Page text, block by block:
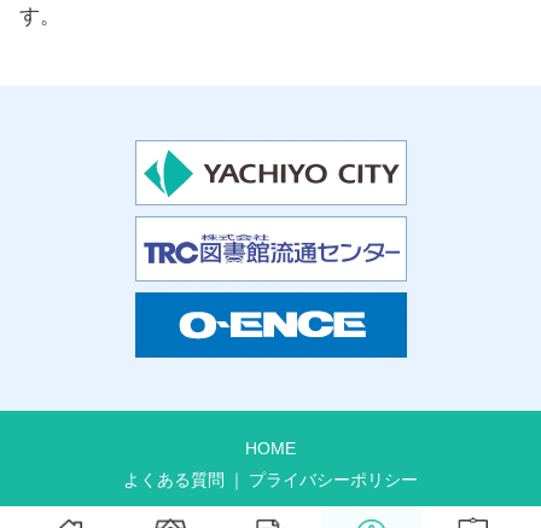
す。
HOME
よくある質問
プライバシーポリシー